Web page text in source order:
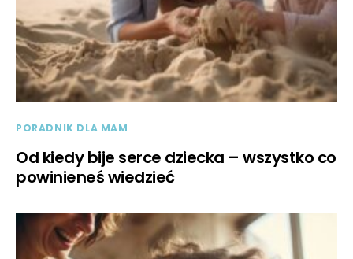
PORADNIK DLA MAM
Od kiedy bije serce dziecka – wszystko co
powinieneś wiedzieć